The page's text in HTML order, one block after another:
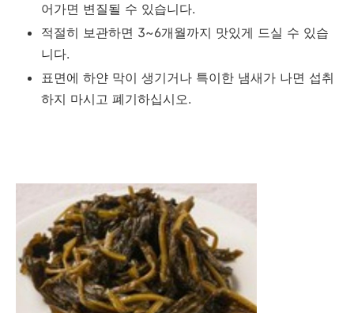
어가면 변질될 수 있습니다.
적절히 보관하면 3~6개월까지 맛있게 드실 수 있습
니다.
표면에 하얀 막이 생기거나 특이한 냄새가 나면 섭취
하지 마시고 폐기하십시오.